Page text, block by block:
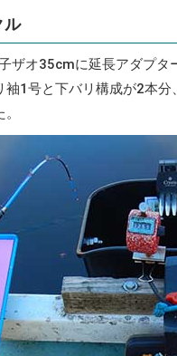
ル
ザオ35cmに延長アダプ
袖1号と下バリ構成が2本